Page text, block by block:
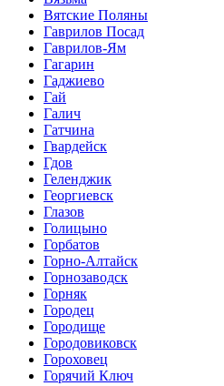
Вятские Поляны
Гаврилов Посад
Гаврилов-Ям
Гагарин
Гаджиево
Гай
Галич
Гатчина
Гвардейск
Гдов
Геленджик
Георгиевск
Глазов
Голицыно
Горбатов
Горно-Алтайск
Горнозаводск
Горняк
Городец
Городище
Городовиковск
Гороховец
Горячий Ключ